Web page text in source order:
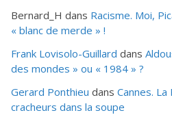
Bernard_H dans Racisme. Moi,
« blanc de merde » !
Frank Lovisolo-Guillard dans
des mondes » ou « 1984 » ?
Gerard Ponthieu dans Cannes.
cracheurs dans la soupe